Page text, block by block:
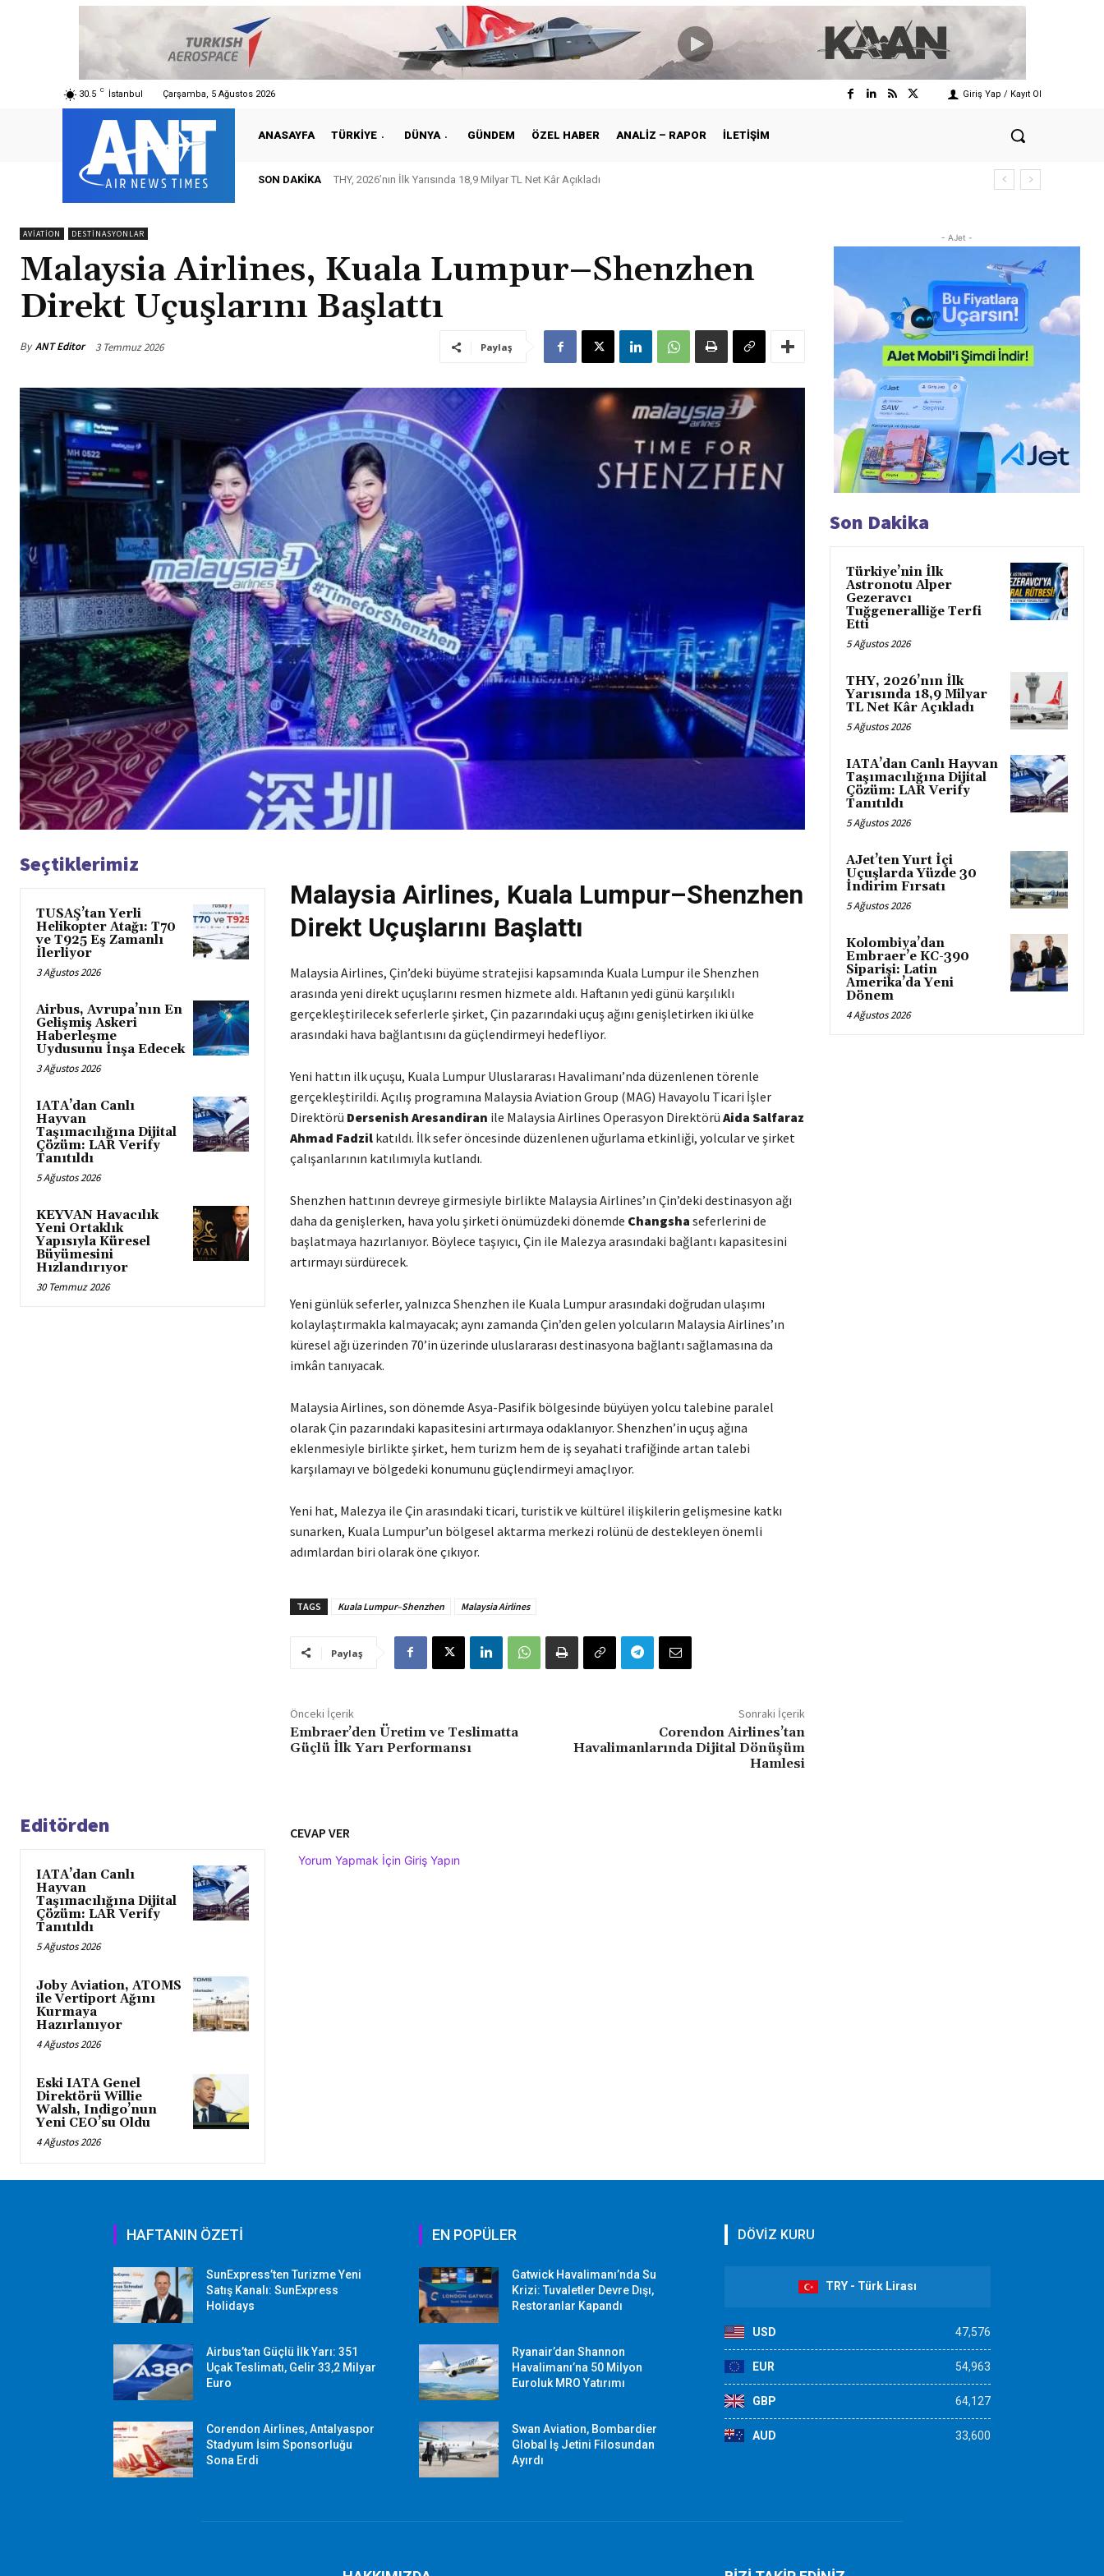
30.5 C İstanbul Çarşamba, 5 Ağustos 2026 Giriş Yap / Kayıt Ol
ANASAYFA TÜRKIYE DÜNYA GÜNDEM ÖZEL HABER ANALIZ – RAPOR İLETIŞIM
SON DAKIKA THY, 2026’nın İlk Yarısında 18,9 Milyar TL Net Kâr Açıkladı
AVIATION DESTINASYONLAR
Malaysia Airlines, Kuala Lumpur–Shenzhen
Direkt Uçuşlarını Başlattı
By ANT Editor 3 Temmuz 2026 Paylaş
Seçtiklerimiz
TUSAŞ’tan Yerli
Helikopter Atağı: T70
ve T925 Eş Zamanlı
İlerliyor
3 Ağustos 2026
Airbus, Avrupa’nın En
Gelişmiş Askeri
Haberleşme
Uydusunu İnşa Edecek
3 Ağustos 2026
IATA’dan Canlı
Hayvan
Taşımacılığına Dijital
Çözüm: LAR Verify
Tanıtıldı
5 Ağustos 2026
KEYVAN Havacılık
Yeni Ortaklık
Yapısıyla Küresel
Büyümesini
Hızlandırıyor
30 Temmuz 2026
Malaysia Airlines, Kuala Lumpur–Shenzhen
Direkt Uçuşlarını Başlattı
Malaysia Airlines, Çin’deki büyüme stratejisi kapsamında Kuala Lumpur ile Shenzhen
arasında yeni direkt uçuşlarını resmen hizmete aldı. Haftanın yedi günü karşılıklı
gerçekleştirilecek seferlerle şirket, Çin pazarındaki uçuş ağını genişletirken iki ülke
arasındaki hava bağlantısını da güçlendirmeyi hedefliyor.
Yeni hattın ilk uçuşu, Kuala Lumpur Uluslararası Havalimanı’nda düzenlenen törenle
gerçekleştirildi. Açılış programına Malaysia Aviation Group (MAG) Havayolu Ticari İşler
Direktörü Dersenish Aresandiran ile Malaysia Airlines Operasyon Direktörü Aida Salfaraz
Ahmad Fadzilkatıldı. İlk sefer öncesinde düzenlenen uğurlama etkinliği, yolcular ve şirket
çalışanlarının katılımıyla kutlandı.
Shenzhen hattının devreye girmesiyle birlikte Malaysia Airlines’ın Çin’deki destinasyon ağı
daha da genişlerken, hava yolu şirketi önümüzdeki dönemde Changsha seferlerini de
başlatmaya hazırlanıyor. Böylece taşıyıcı, Çin ile Malezya arasındaki bağlantı kapasitesini
artırmayı sürdürecek.
Yeni günlük seferler, yalnızca Shenzhen ile Kuala Lumpur arasındaki doğrudan ulaşımı
kolaylaştırmakla kalmayacak; aynı zamanda Çin’den gelen yolcuların Malaysia Airlines’ın
küresel ağı üzerinden 70’in üzerinde uluslararası destinasyona bağlantı sağlamasına da
imkân tanıyacak.
Malaysia Airlines, son dönemde Asya-Pasifik bölgesinde büyüyen yolcu talebine paralel
olarak Çin pazarındaki kapasitesini artırmaya odaklanıyor. Shenzhen’in uçuş ağına
eklenmesiyle birlikte şirket, hem turizm hem de iş seyahati trafiğinde artan talebi
karşılamayı ve bölgedeki konumunu güçlendirmeyi amaçlıyor.
Yeni hat, Malezya ile Çin arasındaki ticari, turistik ve kültürel ilişkilerin gelişmesine katkı
sunarken, Kuala Lumpur’un bölgesel aktarma merkezi rolünü de destekleyen önemli
adımlardan biri olarak öne çıkıyor.
TAGS Kuala Lumpur–Shenzhen Malaysia Airlines
Paylaş
Önceki İçerik
Embraer’den Üretim ve Teslimatta
Güçlü İlk Yarı Performansı
Sonraki İçerik
Corendon Airlines’tan
Havalimanlarında Dijital Dönüşüm
Hamlesi
Editörden
IATA’dan Canlı
Hayvan
Taşımacılığına Dijital
Çözüm: LAR Verify
Tanıtıldı
5 Ağustos 2026
Joby Aviation, ATOMS
ile Vertiport Ağını
Kurmaya
Hazırlanıyor
4 Ağustos 2026
Eski IATA Genel
Direktörü Willie
Walsh, Indigo’nun
Yeni CEO’su Oldu
4 Ağustos 2026
CEVAP VER
Yorum Yapmak İçin Giriş Yapın
- AJet -
Son Dakika
Türkiye’nin İlk
Astronotu Alper
Gezeravcı
Tuğgeneralliğe Terfi
Etti
5 Ağustos 2026
THY, 2026’nın İlk
Yarısında 18,9 Milyar
TL Net Kâr Açıkladı
5 Ağustos 2026
IATA’dan Canlı Hayvan
Taşımacılığına Dijital
Çözüm: LAR Verify
Tanıtıldı
5 Ağustos 2026
AJet’ten Yurt İçi
Uçuşlarda Yüzde 30
İndirim Fırsatı
5 Ağustos 2026
Kolombiya’dan
Embraer’e KC-390
Siparişi: Latin
Amerika’da Yeni
Dönem
4 Ağustos 2026
HAFTANIN ÖZETİ
SunExpress’ten Turizme Yeni
Satış Kanalı: SunExpress
Holidays
Airbus’tan Güçlü İlk Yarı: 351
Uçak Teslimatı, Gelir 33,2 Milyar
Euro
Corendon Airlines, Antalyaspor
Stadyum İsim Sponsorluğu
Sona Erdi
EN POPÜLER
Gatwick Havalimanı’nda Su
Krizi: Tuvaletler Devre Dışı,
Restoranlar Kapandı
Ryanair’dan Shannon
Havalimanı’na 50 Milyon
Euroluk MRO Yatırımı
Swan Aviation, Bombardier
Global İş Jetini Filosundan
Ayırdı
DÖVİZ KURU
TRY - Türk Lirası
USD 47,576
EUR 54,963
GBP 64,127
AUD 33,600